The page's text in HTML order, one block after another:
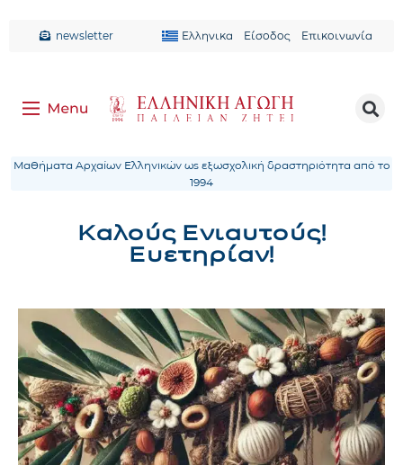
newsletter Ελληνικα Είσοδος Επικοινωνία
Μαθήματα Αρχαίων Ελληνικών ως εξωσχολική δραστηριότητα από το
1994
Καλούς Ενιαυτούς!
Ευετηρίαν!